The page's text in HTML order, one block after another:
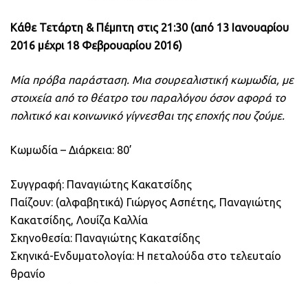
Κάθε Τετάρτη & Πέμπτη στις 21:30 (από 13 Ιανουαρίου
2016 μέχρι 18 Φεβρουαρίου 2016)
Μία πρόβα παράσταση. Μια σουρεαλιστική κωμωδία, με
στοιχεία από το θέατρο του παραλόγου όσον αφορά το
πολιτικό και κοινωνικό γίγνεσθαι της εποχής που ζούμε.
Κωμωδία – Διάρκεια: 80’
Συγγραφή: Παναγιώτης Κακατσίδης
Παίζουν: (αλφαβητικά) Γιώργος Ασπέτης, Παναγιώτης
Κακατσίδης, Λουίζα Καλλία
Σκηνοθεσία: Παναγιώτης Κακατσίδης
Σκηνικά-Ενδυματολογία: Η πεταλούδα στο τελευταίο
θρανίο